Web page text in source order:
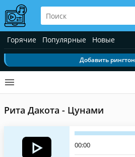
Горячие Популярные Новые
Добавить рингтон
Рита Дакота - Цунами
00:00